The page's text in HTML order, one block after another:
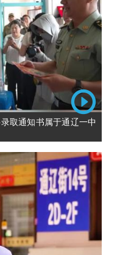
取通知书属于通辽一中